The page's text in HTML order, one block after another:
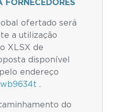
FORNECEDORES
ofertado será
a utilização
XLSX de
disponível
endereço
.
do